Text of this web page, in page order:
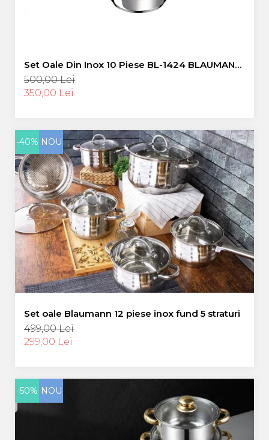
Set Oale Din Inox 10 Piese BL-1424 BLAUMANN
4L 6L 7L 9L 11 L GAZ , INDUCTIE
500,00 Lei
350,00 Lei
-40% NOU
Set oale Blaumann 12 piese inox fund 5 straturi
499,00 Lei
299,00 Lei
-50% NOU